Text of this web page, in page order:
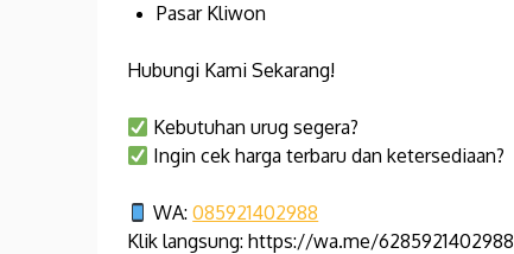
Pasar Kliwon
Hubungi Kami Sekarang!
Kebutuhan urug segera?
Ingin cek harga terbaru dan ketersediaan?
WA:085921402988
Klik langsung: https://wa.me/6285921402988